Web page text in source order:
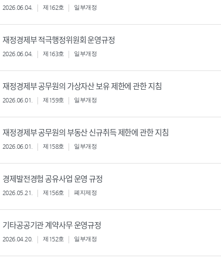
2026.06.04. 제162호 일부개정
재정경제부 적극행정위원회 운영규정
2026.06.04. 제163호 일부개정
재정경제부 공무원의 가상자산 보유 제한에 관한 지침
2026.06.01. 제159호 일부개정
재정경제부 공무원의 부동산 신규취득 제한에 관한 지침
2026.06.01. 제158호 일부개정
경제발전경험 공유사업 운영 규정
2026.05.21. 제156호 폐지제정
기타공공기관 계약사무 운영규정
2026.04.20. 제152호 일부개정